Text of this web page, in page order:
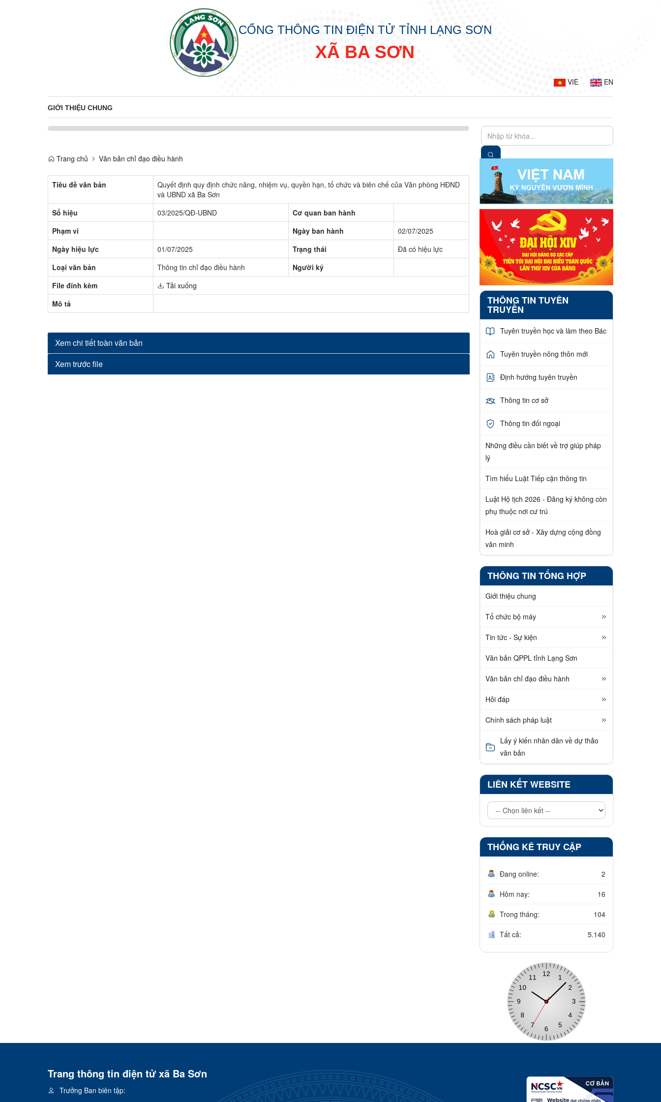
CỔNG THÔNG TIN ĐIỆN TỬ TỈNH LẠNG SƠN
XÃ BA SƠN
VIE EN
GIỚI THIỆU CHUNG
Trang chủ Văn bản chỉ đạo điều hành
Tiêu đề văn bản
Quyết định quy định chức năng, nhiệm vụ, quyền hạn, tổ chức và biên chế của Văn phòng HĐND
và UBND xã Ba Sơn
Số hiệu
03/2025/QĐ-UBND
Cơ quan ban hành
Phạm vi
Ngày ban hành
02/07/2025
Ngày hiệu lực
01/07/2025 Trạng thái
Đã có hiệu lực
Loại văn bản
Thông tin chỉ đạo điều hành
Người ký
File đính kèm
Tải xuống
Mô tả
Xem chi tiết toàn văn bản
Xem trước file
THÔNG TIN TUYÊN
TRUYỀN
Tuyên truyền học và làm theo Bác
Tuyên truyền nông thôn mới
Định hướng tuyên truyền
Thông tin cơ sở
Thông tin đối ngoại
Những điều cần biết về trợ giúp pháp
lý
Tìm hiểu Luật Tiếp cận thông tin
Luật Hộ tịch 2026 - Đăng ký không còn
phụ thuộc nơi cư trú
Hoà giải cơ sở - Xây dựng cộng đồng
văn minh
THÔNG TIN TỔNG HỢP
Giới thiệu chung
Tổ chức bộ máy
Tin tức - Sự kiện
Văn bản QPPL tỉnh Lạng Sơn
Văn bản chỉ đạo điều hành
Hỏi đáp
Chính sách pháp luật
Lấy ý kiến nhân dân về dự thảo
văn bản
LIÊN KẾT WEBSITE
THỐNG KÊ TRUY CẬP
Đang online: 2
Hôm nay: 16
Trong tháng: 104
Tất cả: 5.140
Trang thông tin điện tử xã Ba Sơn
Trưởng Ban biên tập: